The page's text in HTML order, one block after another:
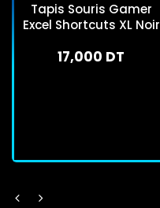
Tapis Souris Gamer
Excel Shortcuts XL Noir
17,000 DT